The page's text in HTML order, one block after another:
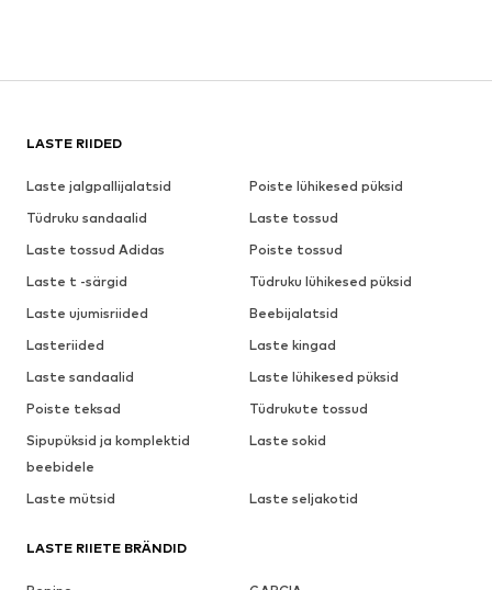
LASTE RIIDED
Laste jalgpallijalatsid
Poiste lühikesed püksid
Tüdruku sandaalid
Laste tossud
Laste tossud Adidas
Poiste tossud
Laste t -särgid
Tüdruku lühikesed püksid
Laste ujumisriided
Beebijalatsid
Lasteriided
Laste kingad
Laste sandaalid
Laste lühikesed püksid
Poiste teksad
Tüdrukute tossud
Sipupüksid ja komplektid
beebidele
Laste sokid
Laste mütsid Laste seljakotid
LASTE RIIETE BRÄNDID